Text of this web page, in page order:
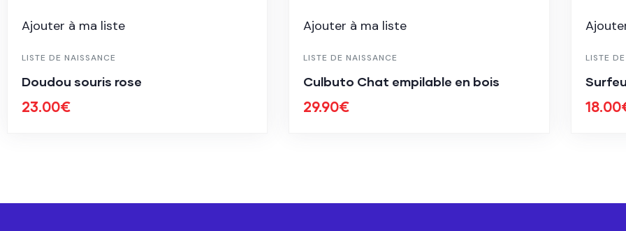
Ajouter à ma liste
LISTE DE NAISSANCE
Doudou souris rose
23.00€
Ajouter à ma liste
LISTE DE NAISSANCE
Culbuto Chat empilable en bois
29.90€
LISTE
18.00